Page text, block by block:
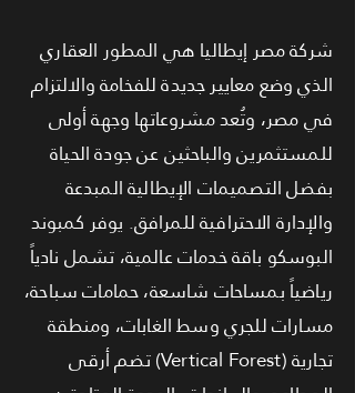
شركة مصر إيطاليا هي المطور العقاري
الذي وضع معايير جديدة للفخامة والالتزام
في مصر، وتُعد مشروعاتها وجهة أولى
للمستثمرين والباحثين عن جودة الحياة
بفضل التصميمات الإيطالية المبدعة
والإدارة الاحترافية للمرافق. يوفر كمبوند
البوسكو باقة خدمات عالمية، تشمل نادياً
رياضياً بمساحات شاسعة، حمامات سباحة،
مسارات للجري وسط الغابات، ومنطقة
تجارية (Vertical Forest) تضم أرقى